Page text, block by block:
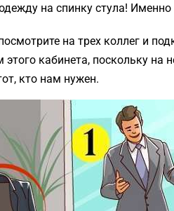
на спинку стула!
на трех коллег и
этого кабинета, поскольку
кто нам нужен.